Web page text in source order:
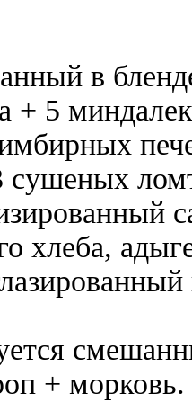
в
+ 5
сушеных
хлеба,
+ морковь.